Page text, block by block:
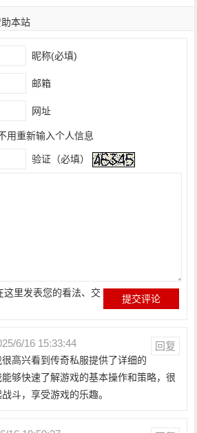
本站
昵称(必填)
邮箱
网址
用重新输入个人信息
验证（必填）
里发表您的看法、交
6/16 15:33:44 回复
高兴看到传奇私服提供了详细的
够快速了解游戏的基本操作和策略，很
斗，享受游戏的乐趣。